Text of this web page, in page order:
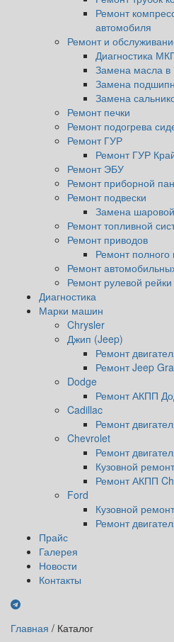
Ремонт
автомобиля
Ремонт и
Диагностика
Замена масла
Замена
Замена
Ремонт печки
Ремонт подогрева
Ремонт ГУР
Ремонт ГУР
Ремонт ЭБУ
Ремонт приборной
Ремонт подвески
Замена
Ремонт топливной
Ремонт приводов
Ремонт полного
Ремонт
Ремонт рулевой рейки
Диагностика
Марки машин
Chrysler
Джип (Jeep)
Ремонт
Ремонт Jeep
Dodge
Ремонт АКПП
Cadillac
Ремонт
Chevrolet
Ремонт
Кузовной
Ремонт АКПП
Ford
Кузовной
Ремонт
Прайс
Галерея
Новости
Контакты
Главная / Каталог